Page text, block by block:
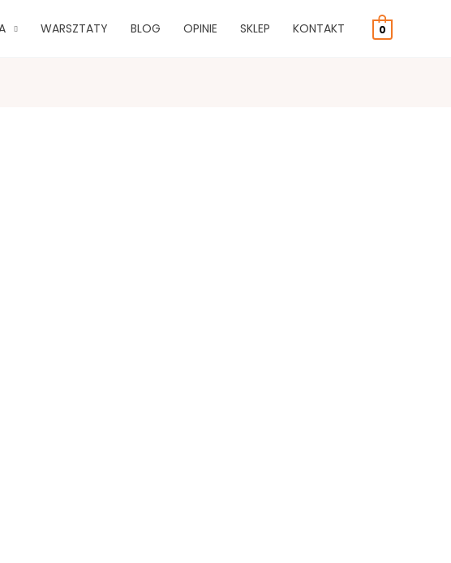
WARSZTATY BLOG OPINIE SKLEP KONTAKT 0